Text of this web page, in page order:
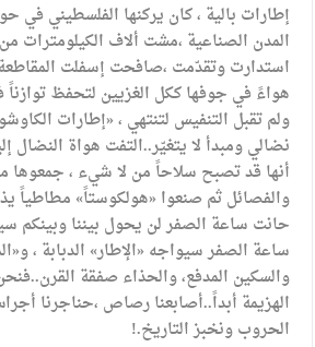
إطارات بالية ، كان يركنها الفلسطيني في
المدن الصناعية ،مشت ألاف الكيلومترات
استدارت وتقدّمت ،صافحت إسفلت
هواءً في جوفها ككل الغزيين لتحفظ توازناً
ولم تقبل التنفيس لتنتهي ، «إطارات
نضالي ومبدأ لا يتغيّر..التفت هواة النضال
أنها قد تصبح سلاحاً من لا شيء ، جمعوها
والفصائل ثم صنعوا «هولكوستاً» مطاطياً
حانت ساعة الصفر لن يحول بيننا وبينكم
ساعة الصفر سيواجه «الإطار» الدبابة ،
والسكين المدفع، والحذاء صفقة
الهزيمة أبداً..أصابعنا رصاص ،حناجرنا
الحروب ونخبز التاريخ.!